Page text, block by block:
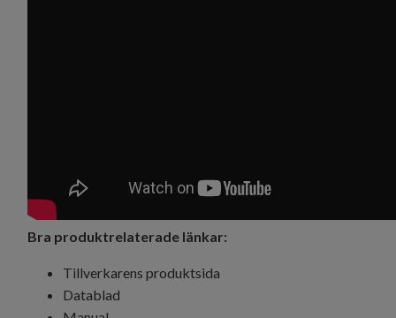
Bra produktrelaterade länkar:
Tillverkarens produktsida
Datablad